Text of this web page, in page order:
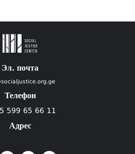
Эл. почта
Телефон
599 65 66 11
Адрес